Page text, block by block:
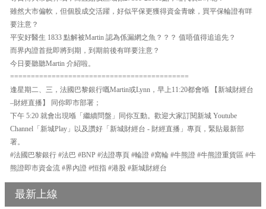
雖然大市偏軟，但個股成交活躍，好似平保更獲得資金青睞，買平保輪證有咩
要注意？
平安好醫生 1833 點解被Martin 認為係漏網之魚？？？ 值唔值得追追先？
而界內證首批即將到期，到期前後有咩要注意？
今日要聽聽Martin 介紹啦。
===========================================
逢星期二、三，法國巴黎銀行嘅Martin或Lynn，早上11:20都會喺 【新城財經台
–財經直播】 同你即市部署；
下午 5:20 就會出現喺「繼續問盤」同你互動。歡迎大家訂閱新城 Youtube
Channel「新城Play」以及讚好「新城財經台 - 財經直播」專頁，緊貼最新部
署。
#法國巴黎銀行 #法巴 #BNP #法證專頁 #輪證 #窩輪 #牛熊證 #牛熊證重貨區 #牛
熊證即市資金流 #界內證 #恒指 #港股 #新城財經台
最新上線